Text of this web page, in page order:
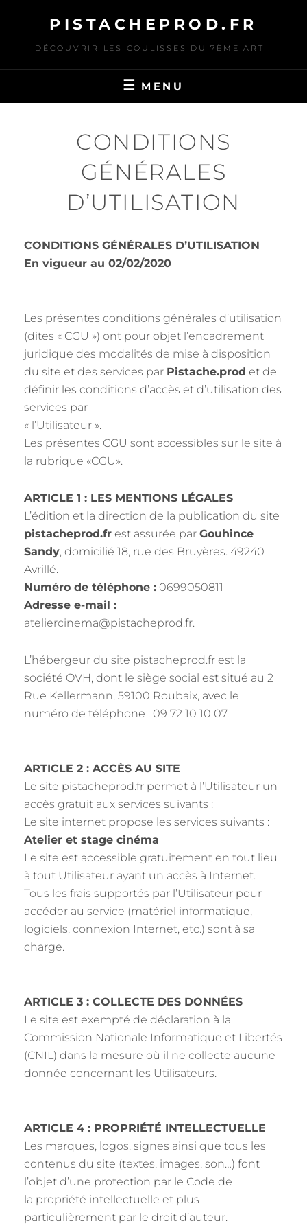
content
PISTACHEPROD.FR
DÉCOUVRIR LES COULISSES DU 7ÈME ART !
MENU
CONDITIONS
GÉNÉRALES
D’UTILISATION
CONDITIONS GÉNÉRALES D’UTILISATION
En vigueur au 02/02/2020
Les présentes conditions générales d’utilisation
(dites « CGU ») ont pour objet l’encadrement
juridique des modalités de mise à disposition
du site et des services par Pistache.prod et de
définir les conditions d’accès et d’utilisation des
services par
« l’Utilisateur ».
Les présentes CGU sont accessibles sur le site à
la rubrique «CGU».
ARTICLE 1 : LES MENTIONS LÉGALES
L’édition et la direction de la publication du site
pistacheprod.fr est assurée par Gouhince
Sandy, domicilié 18, rue des Bruyères. 49240
Avrillé.
Numéro de téléphone : 0699050811
Adresse e-mail :
ateliercinema@pistacheprod.fr.
L’hébergeur du site pistacheprod.fr est la
société OVH, dont le siège social est situé au 2
Rue Kellermann, 59100 Roubaix, avec le
numéro de téléphone : 09 72 10 10 07.
ARTICLE 2 : ACCÈS AU SITE
Le site pistacheprod.fr permet à l’Utilisateur un
accès gratuit aux services suivants :
Le site internet propose les services suivants :
Atelier et stage cinéma
Le site est accessible gratuitement en tout lieu
à tout Utilisateur ayant un accès à Internet.
Tous les frais supportés par l’Utilisateur pour
accéder au service (matériel informatique,
logiciels, connexion Internet, etc.) sont à sa
charge.
ARTICLE 3 : COLLECTE DES DONNÉES
Le site est exempté de déclaration à la
Commission Nationale Informatique et Libertés
(CNIL) dans la mesure où il ne collecte aucune
donnée concernant les Utilisateurs.
ARTICLE 4 : PROPRIÉTÉ INTELLECTUELLE
Les marques, logos, signes ainsi que tous les
contenus du site (textes, images, son…) font
l’objet d’une protection par le Code de
la propriété intellectuelle et plus
particulièrement par le droit d’auteur.